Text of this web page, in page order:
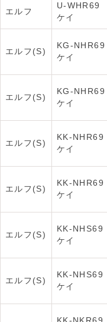
エルフ
U-WHR69
ケイ
エルフ(S)
KG-NHR69
ケイ
エルフ(S)
KG-NHR69
ケイ
エルフ(S)
KK-NHR69
ケイ
エルフ(S)
KK-NHR69
ケイ
エルフ(S)
KK-NHS69
ケイ
エルフ(S)
KK-NHS69
ケイ